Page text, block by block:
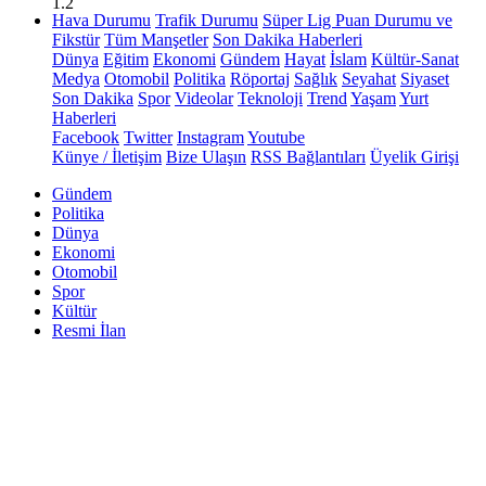
Hava Durumu Trafik Durumu Süper Lig Puan Durumu ve
Fikstür Tüm Manşetler Son Dakika Haberleri
Dünya Eğitim Ekonomi Gündem Hayat İslam Kültür-Sanat
Medya Otomobil Politika Röportaj Sağlık Seyahat Siyaset
Son Dakika Spor Videolar Teknoloji Trend YaşamYurt
Haberleri
Facebook Twitter InstagramYoutube
Künye / İletişim Bize Ulaşın RSS Bağlantıları Üyelik Girişi
Gündem
Politika
Dünya
Ekonomi
Otomobil
Spor
Kültür
Resmi İlan